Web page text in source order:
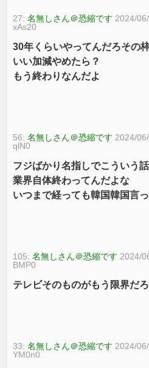
27:名無しさん＠恐縮です 2024/
xAs20
30年くらいやってんだろその
いい加減やめたら？
もう終わりなんだよ
56:名無しさん＠恐縮です 2024/
qlN0
フジばかり名指しでこういう
業界自体終わってんだよな
いつまで経っても韓国韓国言
105:名無しさん＠恐縮です 2024/
BMP0
テレビそのものがもう限界だろ
33:名無しさん＠恐縮です 2024/
YM0n0